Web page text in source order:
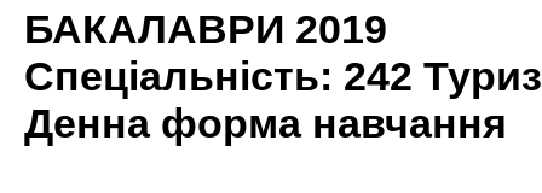
БАКАЛАВРИ 2019
Спеціальність: 242
Денна форма навчання